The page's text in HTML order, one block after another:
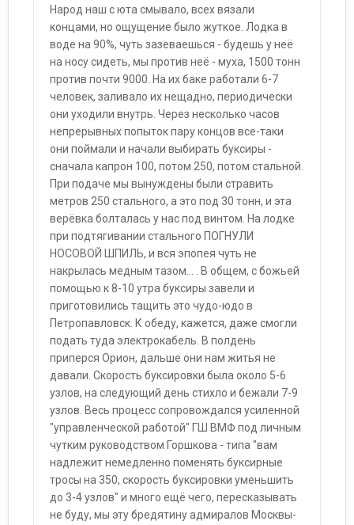
Народ наш с юта смывало, всех вязали
концами, но ощущение было жуткое. Лодка в
воде на 90%, чуть зазеваешься - будешь у неё
на носу сидеть, мы против неё - муха, 1500 тонн
против почти 9000. На их баке работали 6-7
человек, заливало их нещадно, периодически
они уходили внутрь. Через несколько часов
непрерывных попыток пару концов все-таки
они поймали и начали выбирать буксиры -
сначала капрон 100, потом 250, потом стальной.
При подаче мы вынуждены были стравить
метров 250 стального, а это под 30 тонн, и эта
верёвка болталась у нас под винтом. На лодке
при подтягивании стального ПОГНУЛИ
НОСОВОЙ ШПИЛЬ, и вся эпопея чуть не
накрылась медным тазом... . В общем, с божьей
помощью к 8-10 утра буксиры завели и
приготовились тащить это чудо-юдо в
Петропавловск. К обеду, кажется, даже смогли
подать туда электрокабель. В полдень
приперся Орион, дальше они нам житья не
давали. Скорость буксировки была около 5-6
узлов, на следующий день стихло и бежали 7-9
узлов. Весь процесс сопровождался усиленной
"управленческой работой" ГШ ВМФ под личным
чутким руководством Горшкова - типа "вам
надлежит немедленно поменять буксирные
тросы на 350, скорость буксировки уменьшить
до 3-4 узлов" и много ещё чего, пересказывать
не буду, мы эту бредятину адмиралов Москвы-